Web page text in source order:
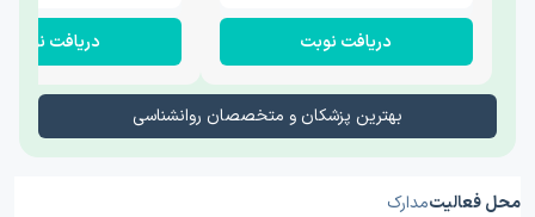
دریافت نوبت دریافت نوبت
بهترین پزشکان و متخصصان روانشناسی
محل فعالیتمدارک